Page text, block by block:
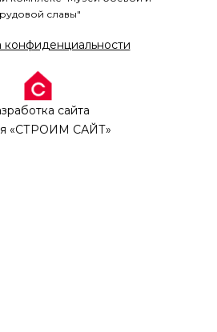
славы"
конфиденциальности
сайта
«СТРОИМ САЙТ»